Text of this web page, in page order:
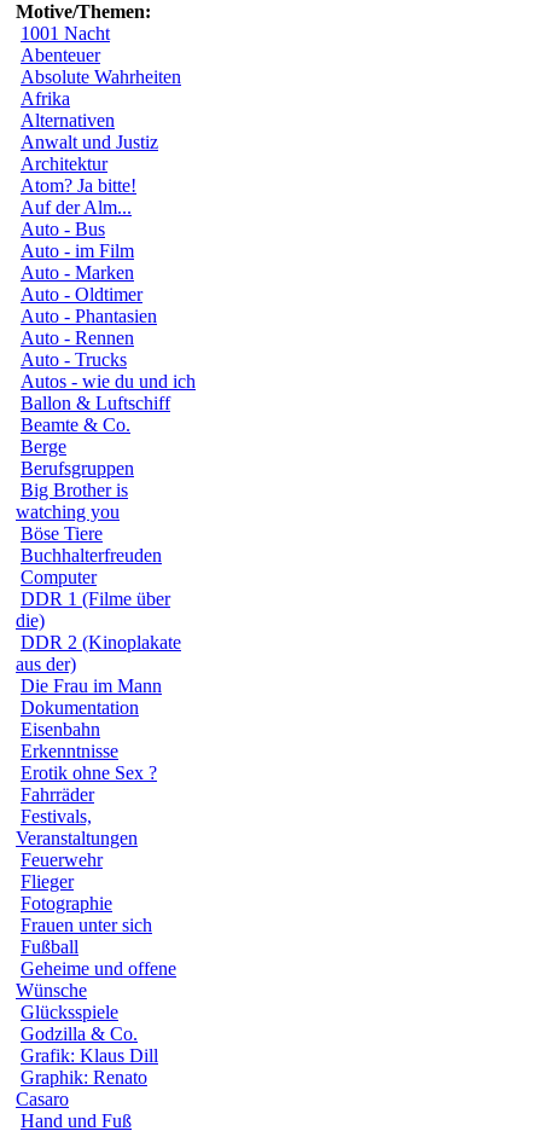
Motive/Themen:
1001 Nacht
Abenteuer
Absolute Wahrheiten
Afrika
Alternativen
Anwalt und Justiz
Architektur
Atom? Ja bitte!
Auf der Alm...
Auto - Bus
Auto - im Film
Auto - Marken
Auto - Oldtimer
Auto - Phantasien
Auto - Rennen
Auto - Trucks
Autos - wie du und ich
Ballon & Luftschiff
Beamte & Co.
Berge
Berufsgruppen
Big Brother is
watching you
Böse Tiere
Buchhalterfreuden
Computer
DDR 1 (Filme über
die)
DDR 2 (Kinoplakate
aus der)
Die Frau im Mann
Dokumentation
Eisenbahn
Erkenntnisse
Erotik ohne Sex ?
Fahrräder
Festivals,
Veranstaltungen
Feuerwehr
Flieger
Fotographie
Frauen unter sich
Fußball
Geheime und offene
Wünsche
Glücksspiele
Godzilla & Co.
Grafik: Klaus Dill
Graphik: Renato
Casaro
Hand und Fuß